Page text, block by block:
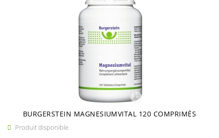
BURGERSTEIN MAGNESIUMVITAL 120 COMPRIMÉS
 Produit disponible